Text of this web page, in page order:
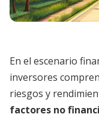
En el escenario
inversores
riesgos y
factores no